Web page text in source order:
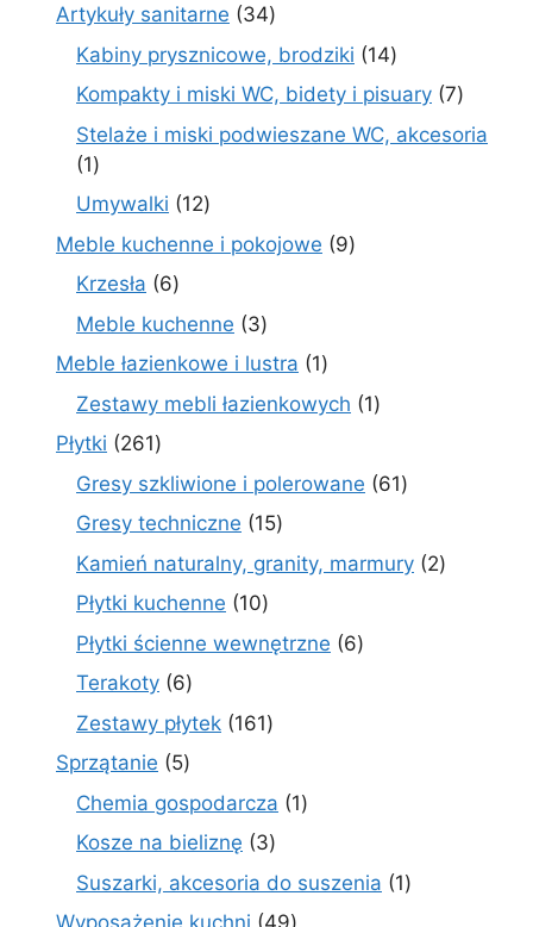
Artykuły sanitarne 3434
produkty
Kabiny prysznicowe, brodziki 1414
produktów
Kompakty i miski WC, bidety i pisuary 77
Stelaże i miski podwieszane WC, akcesoria
11
produkt
Umywalki 1212
produktów
Meble kuchenne i pokojowe 99
Krzesła 66
produktów
Meble kuchenne 33
produkty
Meble łazienkowe i lustra 11
produkt
Zestawy mebli łazienkowych 11
Płytki 261261
produktów
Gresy szkliwione i polerowane 6161
Gresy techniczne 1515
produktów
Kamień naturalny, granity, marmury 22
Płytki kuchenne 1010
produktów
Płytki ścienne wewnętrzne 66
Terakoty 66
produktów
Zestawy płytek 161161
Sprzątanie 55
produktów
Chemia gospodarcza 11
Kosze na bieliznę 33
produkty
Suszarki, akcesoria do suszenia 11
49